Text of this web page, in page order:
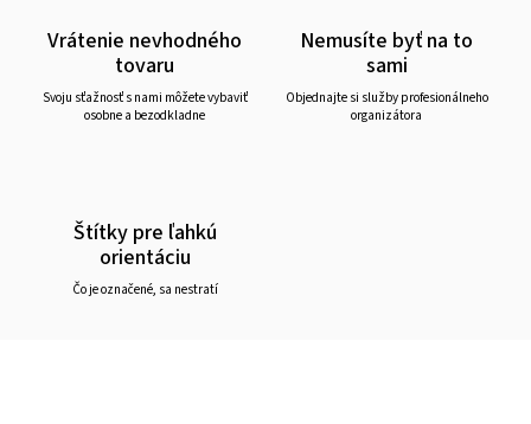
Vrátenie nevhodného
tovaru
Svoju sťažnosť s nami môžete vybaviť
osobne a bezodkladne
Nemusíte byť na to
sami
Objednajte si služby profesionálneho
organizátora
Štítky pre ľahkú
orientáciu
Čo je označené, sa nestratí